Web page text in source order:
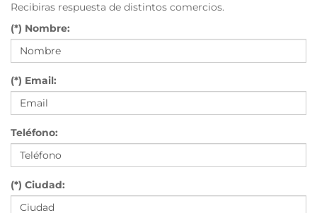
Recibiras respuesta de distintos comercios.
(*) Nombre:
(*) Email:
Teléfono:
(*) Ciudad: